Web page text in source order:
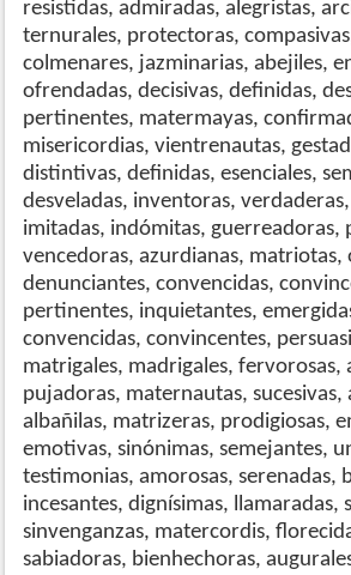
resistidas, admiradas, alegristas,
ternurales, protectoras,
colmenares, jazminarias, abejiles,
ofrendadas, decisivas, definidas,
pertinentes, matermayas,
misericordias, vientrenautas,
distintivas, definidas, esenciales,
desveladas, inventoras,
imitadas, indómitas, guerreadoras,
vencedoras, azurdianas,
denunciantes, convencidas,
pertinentes, inquietantes,
convencidas, convincentes,
matrigales, madrigales, fervorosas,
pujadoras, maternautas,
albañilas, matrizeras, prodigiosas,
emotivas, sinónimas, semejantes,
testimonias, amorosas, serenadas,
incesantes, dignísimas,
sinvenganzas, matercordis,
sabiadoras, bienhechoras,